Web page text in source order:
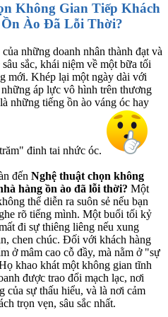
Không Gian Tiếp Khách
Ào Đã Lỗi Thời?
những doanh nhân thành đạt và
sắc, khái niệm về một bữa tối
mới. Khép lại một ngày dài với
áp lực vô hình trên thương
những tiếng ồn ào váng óc hay
đinh tai nhức óc.
đến Nghệ thuật chọn không
hàng ồn ào đã lỗi thời? Một
thể diễn ra suôn sẻ nếu bạn
rõ tiếng mình. Một buổi tối kỷ
đi sự thiêng liêng nếu xung
chen chúc. Đối với khách hàng
ở mâm cao cỗ đầy, mà nằm ở "sự
khao khát một không gian tĩnh
được trao đổi mạch lạc, nơi
của sự thấu hiểu, và là nơi cảm
trọn vẹn, sâu sắc nhất.